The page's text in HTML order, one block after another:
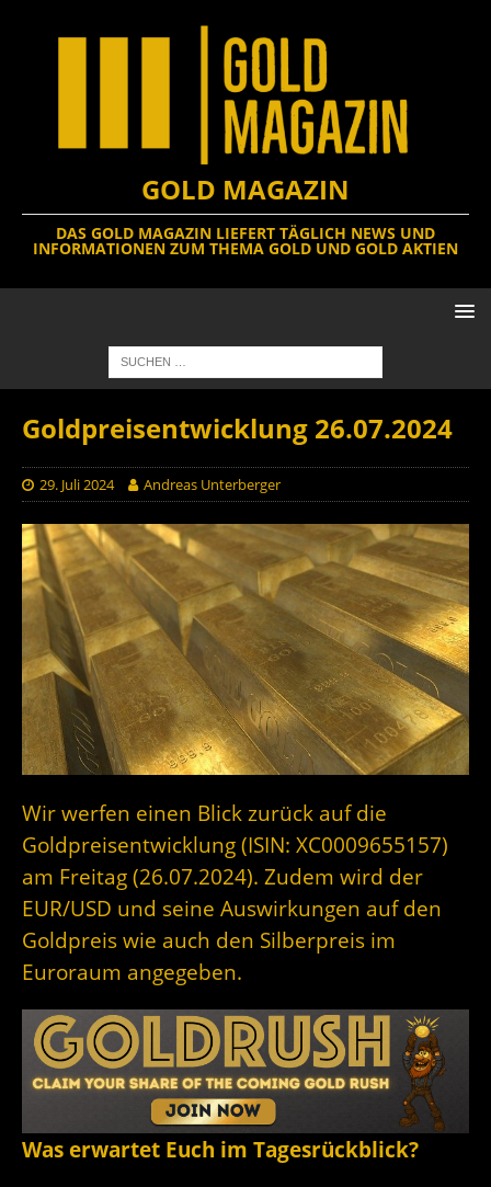
GOLD MAGAZIN
DAS GOLD MAGAZIN LIEFERT TÄGLICH NEWS UND
INFORMATIONEN ZUM THEMA GOLD UND GOLD AKTIEN
Goldpreisentwicklung 26.07.2024
29. Juli 2024 Andreas Unterberger
Wir werfen einen Blick zurück auf die
Goldpreisentwicklung (ISIN: XC0009655157)
am Freitag (26.07.2024). Zudem wird der
EUR/USD und seine Auswirkungen auf den
Goldpreis wie auch den Silberpreis im
Euroraum angegeben.
Was erwartet Euch im Tagesrückblick?